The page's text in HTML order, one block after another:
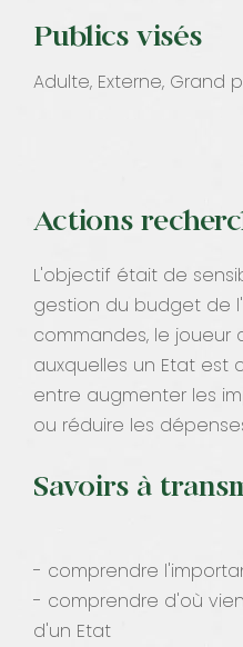
Publics visés
Adulte, Externe, Grand
Actions
L'objectif était de
gestion du budget de
commandes, le joueur
auxquelles un Etat est
entre augmenter les
ou réduire les
Savoirs à
- comprendre
- comprendre d'où
d'un Etat